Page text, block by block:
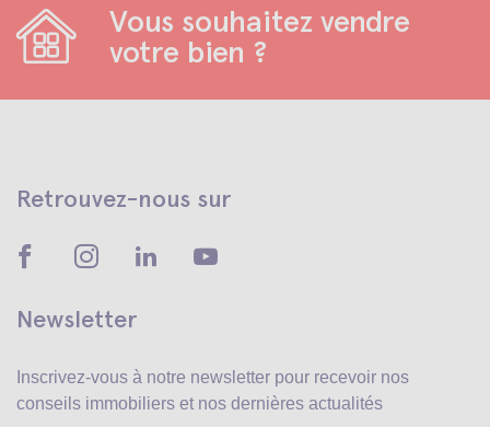
Vous souhaitez vendre
votre bien ?
Retrouvez-nous sur
Newsletter
Inscrivez-vous à notre newsletter pour recevoir nos
conseils immobiliers et nos dernières actualités